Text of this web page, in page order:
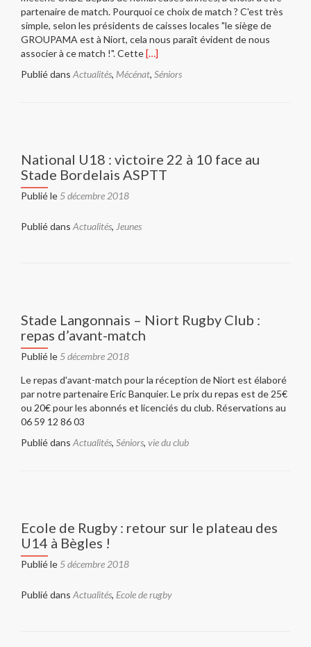
partenaire de match. Pourquoi ce choix de match ? C'est très
simple, selon les présidents de caisses locales "le siège de
GROUPAMA est à Niort, cela nous paraît évident de nous
associer à ce match !". CetteEn
plus
de
Stade
[…]
Publié dans Actualités, Mécénat, Séniors
National U18 : victoire 22 à 10 face au
Stade Bordelais ASPTT
Publié le 5 décembre 2018
Publié dans Actualités, Jeunes
Stade Langonnais – Niort Rugby Club :
repas d’avant-match
Publié le 5 décembre 2018
Le repas d'avant-match pour la réception de Niort est élaboré
par notre partenaire Eric Banquier. Le prix du repas est de 25€
ou 20€ pour les abonnés et licenciés du club. Réservations au
06 59 12 86 03
Publié dans Actualités, Séniors, vie du club
Ecole de Rugby : retour sur le plateau des
U14 à Bègles !
Publié le 5 décembre 2018
Publié dans Actualités, Ecole de rugby